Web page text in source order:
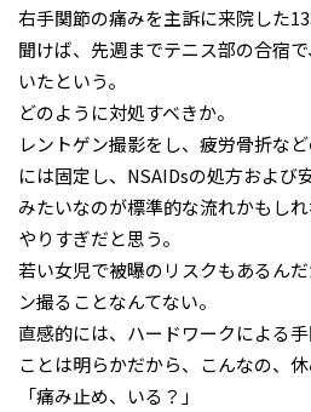
右手関節の痛みを主訴に来院した
聞けば、先週までテニス部の合宿
いたという。
どのように対処すべきか。
レントゲン撮影をし、疲労骨折な
には固定し、NSAIDsの処方および
みたいなのが標準的な流れかもし
やりすぎだと思う。
若い女児で被曝のリスクもあるん
ン撮ることなんてない。
直感的には、ハードワークによる
ことは明らかだから、こんなの、
「痛み止め、いる？」